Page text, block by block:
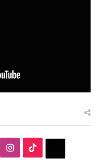
Instagram